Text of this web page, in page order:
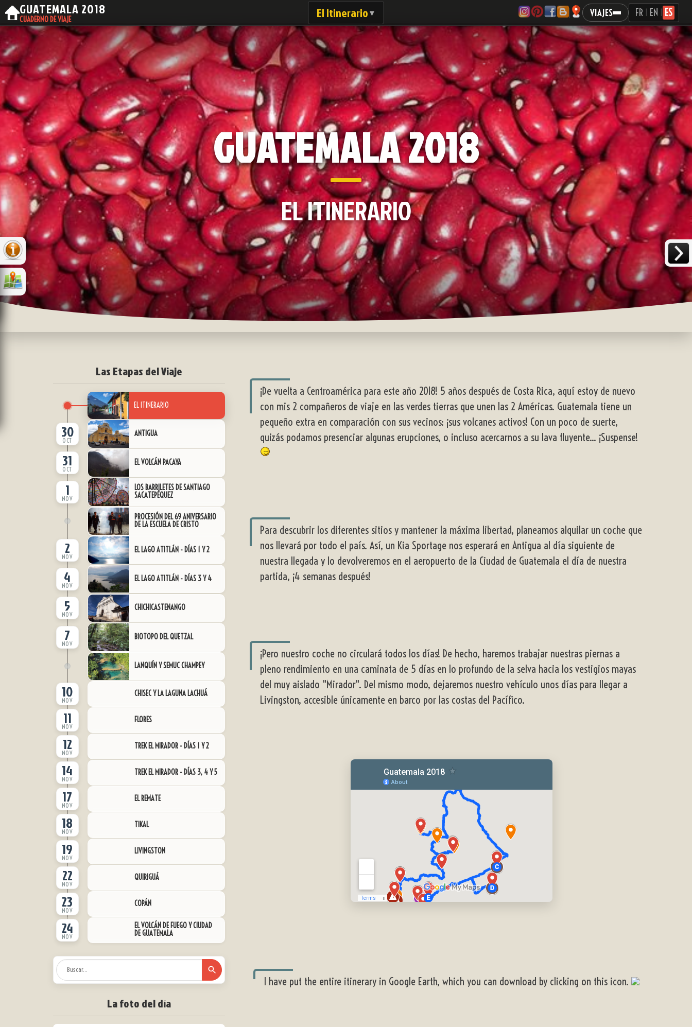
GUATEMALA 2018
CUADERNO DE VIAJE El Itinerario▼ VIAJES FR EN ES
GUATEMALA 2018
EL ITINERARIO
Las Etapas del Viaje
EL ITINERARIO
30
OCT
ANTIGUA
31
OCT
EL VOLCÁN PACAYA
1
NOV
LOS BARRILETES DE SANTIAGO
SACATEPÉQUEZ
PROCESIÓN DEL 69 ANIVERSARIO
DE LA ESCUELA DE CRISTO
2
NOV
EL LAGO ATITLÁN - DÍAS 1 Y 2
4
NOV
EL LAGO ATITLÁN - DÍAS 3 Y 4
5
NOV
CHICHICASTENANGO
7
NOV
BIOTOPO DEL QUETZAL
LANQUÍN Y SEMUC CHAMPEY
10
NOV
CHISEC Y LA LAGUNA LACHUÁ
11
NOV
FLORES
12
NOV
TREK EL MIRADOR - DÍAS 1 Y 2
14
NOV
TREK EL MIRADOR - DÍAS 3, 4 Y 5
17
NOV
EL REMATE
18
NOV
TIKAL
19
NOV
LIVINGSTON
22
NOV
QUIRIGUÁ
23
NOV
COPÁN
24
NOV
EL VOLCÁN DE FUEGO Y CIUDAD
DE GUATEMALA
La foto del día
¡De vuelta a Centroamérica para este año 2018! 5 años después de Costa Rica, aquí estoy de nuevo
con mis 2 compañeros de viaje en las verdes tierras que unen las 2 Américas. Guatemala tiene un
pequeño extra en comparación con sus vecinos: ¡sus volcanes activos! Con un poco de suerte,
quizás podamos presenciar algunas erupciones, o incluso acercarnos a su lava fluyente... ¡Suspense!
Para descubrir los diferentes sitios y mantener la máxima libertad, planeamos alquilar un coche que
nos llevará por todo el país. Así, un Kia Sportage nos esperará en Antigua al día siguiente de
nuestra llegada y lo devolveremos en el aeropuerto de la Ciudad de Guatemala el día de nuestra
partida, ¡4 semanas después!
¡Pero nuestro coche no circulará todos los días! De hecho, haremos trabajar nuestras piernas a
pleno rendimiento en una caminata de 5 días en lo profundo de la selva hacia los vestigios mayas
del muy aislado "Mirador". Del mismo modo, dejaremos nuestro vehículo unos días para llegar a
Livingston, accesible únicamente en barco por las costas del Pacífico.
I have put the entire itinerary in Google Earth, which you can download by clicking on this icon.